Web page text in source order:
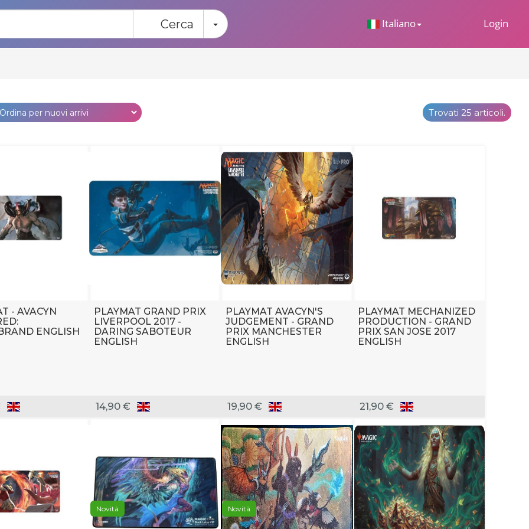
Italiano Login
Cerca Toggle Dropdown
Trovati 25 articoli.
- AVACYN
ENGLISH
PLAYMAT GRAND PRIX
LIVERPOOL 2017 -
DARING SABOTEUR
ENGLISH
14,90 €
PLAYMAT AVACYN'S
JUDGEMENT - GRAND
PRIX MANCHESTER
ENGLISH
19,90 €
PLAYMAT MECHANIZED
PRODUCTION - GRAND
PRIX SAN JOSE 2017
ENGLISH
21,90 €
Novità Novità